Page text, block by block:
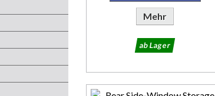
Mehr
ab Lager